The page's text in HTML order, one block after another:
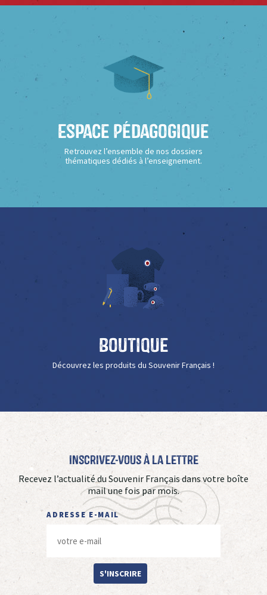
Espace Pédagogique
Retrouvez l’ensemble de nos dossiers
thématiques dédiés à l’enseignement.
Boutique
Découvrez les produits du Souvenir Français !
Inscrivez-vous à La Lettre
Recevez l’actualité du Souvenir Français dans votre boîte
mail une fois par mois.
ADRESSE E-MAIL
S'INSCRIRE